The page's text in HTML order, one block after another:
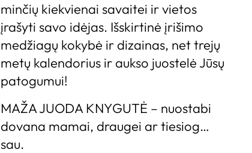
minčių kiekvienai savaitei ir vietos
įrašyti savo idėjas. Išskirtinė įrišimo
medžiagų kokybė ir dizainas, net trejų
metų kalendorius ir aukso juostelė Jūsų
patogumui!
MAŽA JUODA KNYGUTĖ – nuostabi
dovana mamai, draugei ar tiesiog…
sau.